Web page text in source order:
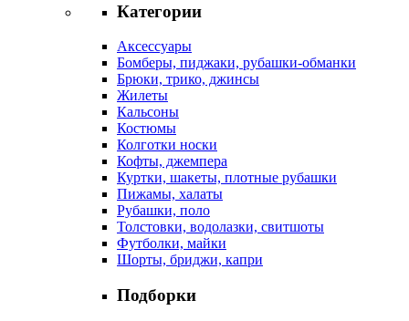
Категории
Аксессуары
Бомберы, пиджаки, рубашки-обманки
Брюки, трико, джинсы
Жилеты
Кальсоны
Костюмы
Колготки носки
Кофты, джемпера
Куртки, шакеты, плотные рубашки
Пижамы, халаты
Рубашки, поло
Толстовки, водолазки, свитшоты
Футболки, майки
Шорты, бриджи, капри
Подборки